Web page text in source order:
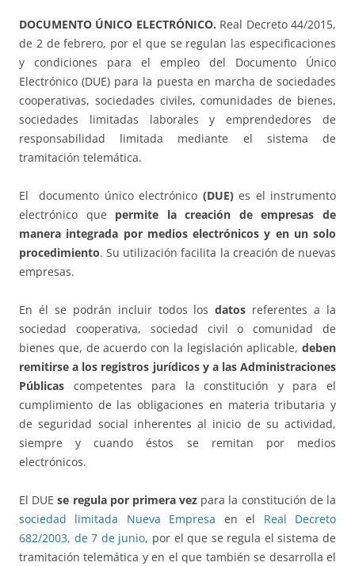
DOCUMENTO ÚNICO ELECTRÓNICO. Real Decreto 44/2015,
de 2 de febrero, por el que se regulan las especificaciones
y condiciones para el empleo del Documento Único
Electrónico (DUE) para la puesta en marcha de sociedades
cooperativas, sociedades civiles, comunidades de bienes,
sociedades limitadas laborales y emprendedores de
responsabilidad limitada mediante el sistema de
tramitación telemática.
El documento único electrónico (DUE)es el instrumento
electrónico que permite la creación de empresas de
manera integrada por medios electrónicos y en un solo
procedimiento. Su utilización facilita la creación de nuevas
empresas.
En él se podrán incluir todos losdatos referentes a la
sociedad cooperativa, sociedad civil o comunidad de
bienes que, de acuerdo con la legislación aplicable, deben
remitirse a los registros jurídicos y a las Administraciones
Públicas competentes para la constitución y para el
cumplimiento de las obligaciones en materia tributaria y
de seguridad social inherentes al inicio de su actividad,
siempre y cuando éstos se remitan por medios
electrónicos.
El DUEse regula por primera vez para la constitución de la
sociedad limitada Nueva Empresa en el Real Decreto
682/2003, de 7 de junio, por el que se regula el sistema de
tramitación telemática y en el que también se desarrolla el